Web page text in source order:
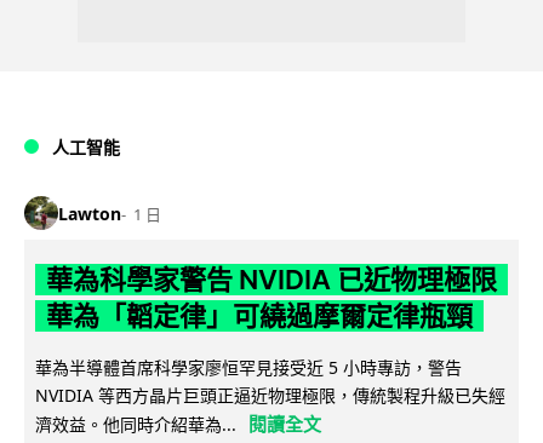
人工智能
Lawton 1 日
華為科學家警告 NVIDIA 已近物理極限
華為「韜定律」可繞過摩爾定律瓶頸
華為半導體首席科學家廖恒罕見接受近 5 小時專訪，警告
NVIDIA 等西方晶片巨頭正逼近物理極限，傳統製程升級已失經
濟效益。他同時介紹華為...
閱讀全文